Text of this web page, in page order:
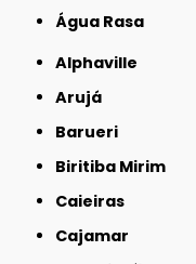
Água Rasa
Alphaville
Arujá
Barueri
Biritiba Mirim
Caieiras
Cajamar